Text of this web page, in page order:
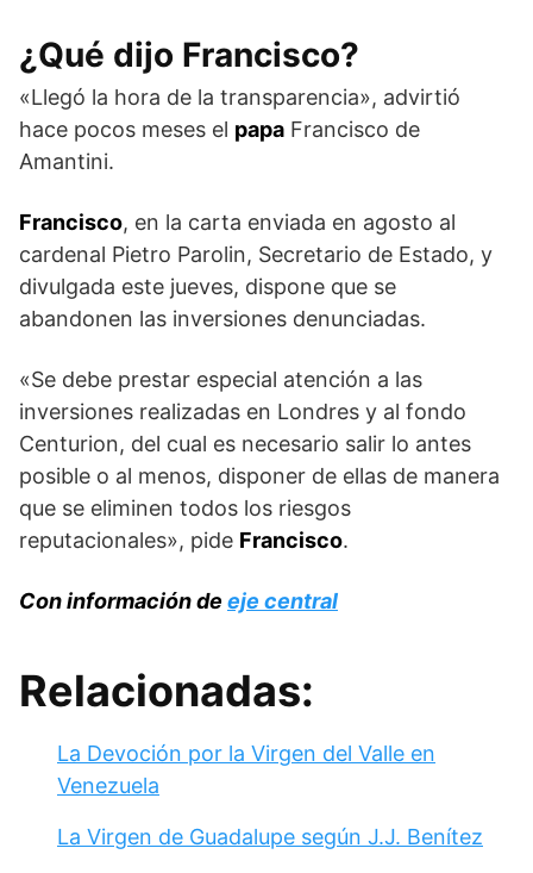
¿Qué dijo Francisco?
«Llegó la hora de la transparencia», advirtió
hace pocos meses el papa Francisco de
Amantini.
Francisco, en la carta enviada en agosto al
cardenal Pietro Parolin, Secretario de Estado, y
divulgada este jueves, dispone que se
abandonen las inversiones denunciadas.
«Se debe prestar especial atención a las
inversiones realizadas en Londres y al fondo
Centurion, del cual es necesario salir lo antes
posible o al menos, disponer de ellas de manera
que se eliminen todos los riesgos
reputacionales», pide Francisco.
Con información de eje central
Relacionadas:
La Devoción por la Virgen del Valle en
Venezuela
La Virgen de Guadalupe según J.J. Benítez